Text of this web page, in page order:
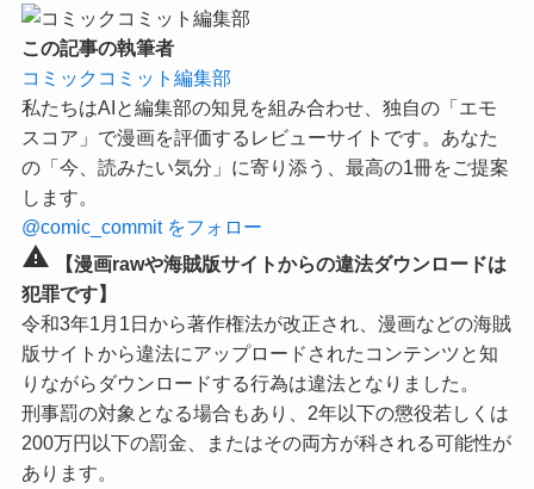
この記事の執筆者
コミックコミット編集部
私たちはAIと編集部の知見を組み合わせ、独自の「エモ
スコア」で漫画を評価するレビューサイトです。あなた
の「今、読みたい気分」に寄り添う、最高の1冊をご提案
します。
@comic_commit をフォロー
warning
【漫画rawや海賊版サイトからの違法ダウンロードは
犯罪です】
令和3年1月1日から著作権法が改正され、漫画などの海賊
版サイトから違法にアップロードされたコンテンツと知
りながらダウンロードする行為は違法となりました。
刑事罰の対象となる場合もあり、2年以下の懲役若しくは
200万円以下の罰金、またはその両方が科される可能性が
あります。